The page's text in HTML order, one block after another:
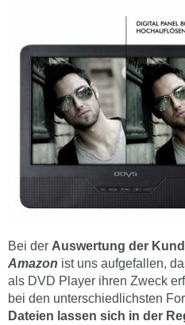
Bei der Auswertung der
Amazon ist uns aufgefallen,
als DVD Player ihren Zweck
bei den unterschiedlichsten
Dateien lassen sich in der